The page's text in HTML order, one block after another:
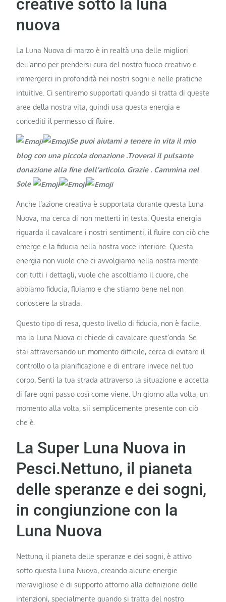
creative sotto la luna
nuova
La Luna Nuova di marzo è in realtà una delle migliori
dell’anno per prendersi cura del nostro fuoco creativo e
immergerci in profondità nei nostri sogni e nelle pratiche
intuitive. Ci sentiremo supportati quando si tratta di queste
aree della nostra vita, quindi usa questa energia e
concediti il ​​permesso di fluire.
Se puoi aiutami a tenere in vita il mio
blog con una piccola donazione .Troverai il pulsante
donazione alla fine dell’articolo. Grazie. Cammina nel
Sole
Anche l’azione creativa è supportata durante questa Luna
Nuova, ma cerca di non metterti in testa. Questa energia
riguarda il cavalcare i nostri sentimenti, il fluire con ciò che
emerge e la fiducia nella nostra voce interiore. Questa
energia non vuole che ci avvolgiamo nella nostra mente
con tutti i dettagli, vuole che ascoltiamo il cuore, che
abbiamo fiducia, fluiamo e che stiamo bene nel non
conoscere la strada.
Questo tipo di resa, questo livello di fiducia, non è facile,
ma la Luna Nuova ci chiede di cavalcare quest’onda. Se
stai attraversando un momento difficile, cerca di evitare il
controllo o la pianificazione e di entrare invece nel tuo
corpo. Senti la tua strada attraverso la situazione e accetta
di fare ogni passo così come viene. Un giorno alla volta, un
momento alla volta, sii semplicemente presente con ciò
che è.
La Super Luna Nuova in
Pesci.Nettuno, il pianeta
delle speranze e dei sogni,
in congiunzione con la
Luna Nuova
Nettuno, il pianeta delle speranze e dei sogni, è attivo
sotto questa Luna Nuova, creando alcune energie
meravigliose e di supporto attorno alla definizione delle
intenzioni, specialmente quando si tratta del nostro